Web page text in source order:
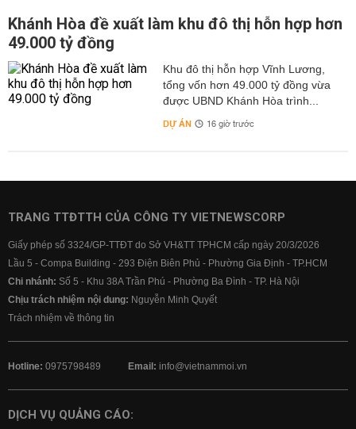
Khánh Hòa đề xuất làm khu đô thị hỗn hợp hơn
49.000 tỷ đồng
Khu đô thị hỗn hợp Vĩnh Lương,
tổng vốn hơn 49.000 tỷ đồng vừa
được UBND Khánh Hòa trình...
DỰ ÁN 16 giờ trước
TRANG TTĐTTH CỦA CÔNG TY VIETNEWSCORP
Giấy phép số 3324/GP-TTĐT do Sở VH&TT TPHCM cấp ngày 20/3/2026
Lầu 5 - Compa Building - 293 Điện Biên Phủ - Phường Gia Định - TP.HCM
Chi nhánh: Số 5 - Khu 38A Trần Phú - Phường Ba Đình - TP. Hà Nội
Chịu trách nhiệm nội dung: Nguyễn Minh Quyết
Trách nhiệm về thông tin
Hotline: 0975798489 Email: info@vietnammoi.vn
DỊCH VỤ QUẢNG CÁO: